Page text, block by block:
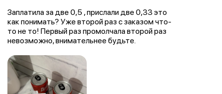
Заплатила за две 0,5 , прислали две 0,33 это
как понимать? Уже второй раз с заказом что-
то не то! Первый раз промолчала второй раз
невозможно, внимательнее будьте.